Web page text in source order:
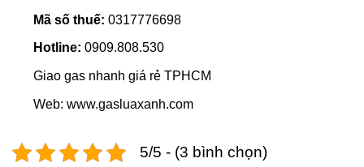
Mã số thuế: 0317776698
Hotline: 0909.808.530
Giao gas nhanh giá rẻ TPHCM
Web: www.gasluaxanh.com
5/5 - (3 bình chọn)